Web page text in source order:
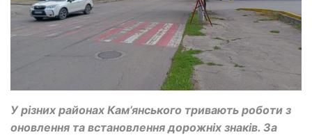
У різних районах Кам’янського тривають роботи з
оновлення та встановлення дорожніх знаків. За